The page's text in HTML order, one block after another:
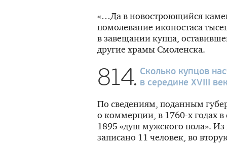
«…Да в новостроющийся
помолевание иконостаса
в завещании купца,
другие храмы Смоленска.
814. Сколько купцов
в середине XVIII
По сведениям, поданным
о коммерции, в 1760-хгодах
1895 «душ мужского пола».
записано 11 человек, во